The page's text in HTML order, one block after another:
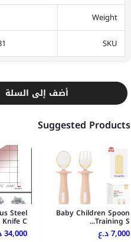
Weight
SKU
أضف إلى السلة
Suggested Products
Baby Children Spoon
Training S...
7,000 د.ع
Steel
C...
34,000 د.ع